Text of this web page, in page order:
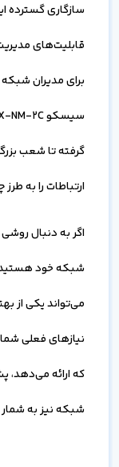
سازگاری گسترده
قابلیت‌های
برای مدیران
گرفته تا شعب
ارتباطات را به
اگر به دنبال
می‌تواند یکی از
نیازهای فعلی شما
که ارائه می‌دهد،
شبکه نیز به شمار